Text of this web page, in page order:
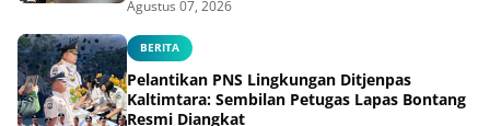
Agustus 07, 2026
BERITA
Pelantikan PNS Lingkungan Ditjenpas
Kaltimtara: Sembilan Petugas Lapas Bontang
Resmi Diangkat